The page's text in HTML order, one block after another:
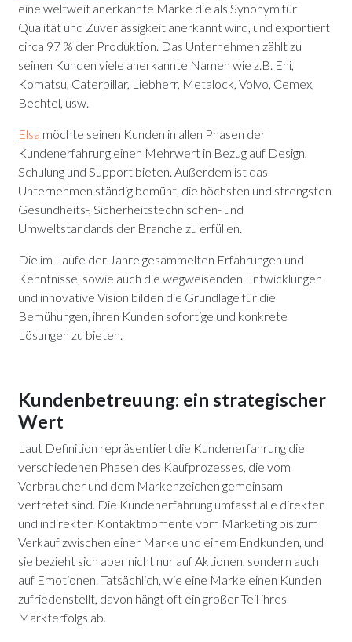
eine weltweit anerkannte Marke die als Synonym für
Qualität und Zuverlässigkeit anerkannt wird, und exportiert
circa 97 % der Produktion. Das Unternehmen zählt zu
seinen Kunden viele anerkannte Namen wie z.B. Eni,
Komatsu, Caterpillar, Liebherr, Metalock, Volvo, Cemex,
Bechtel, usw.
Elsa möchte seinen Kunden in allen Phasen der
Kundenerfahrung einen Mehrwert in Bezug auf Design,
Schulung und Support bieten. Außerdem ist das
Unternehmen ständig bemüht, die höchsten und strengsten
Gesundheits-, Sicherheitstechnischen- und
Umweltstandards der Branche zu erfüllen.
Die im Laufe der Jahre gesammelten Erfahrungen und
Kenntnisse, sowie auch die wegweisenden Entwicklungen
und innovative Vision bilden die Grundlage für die
Bemühungen, ihren Kunden sofortige und konkrete
Lösungen zu bieten.
Kundenbetreuung: ein strategischer
Wert
Laut Definition repräsentiert die Kundenerfahrung die
verschiedenen Phasen des Kaufprozesses, die vom
Verbraucher und dem Markenzeichen gemeinsam
vertretet sind. Die Kundenerfahrung umfasst alle direkten
und indirekten Kontaktmomente vom Marketing bis zum
Verkauf zwischen einer Marke und einem Endkunden, und
sie bezieht sich aber nicht nur auf Aktionen, sondern auch
auf Emotionen. Tatsächlich, wie eine Marke einen Kunden
zufriedenstellt, davon hängt oft ein großer Teil ihres
Markterfolgs ab.